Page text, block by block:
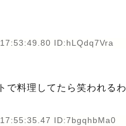
ID:hLQdq7Vra
で料理してたら笑われるわ
ID:7bgqhbMa0